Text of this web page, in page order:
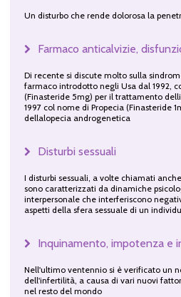
Un disturbo che rende dolorosa la
Farmaco anticalvizie,
Di recente si discute molto sulla
farmaco introdotto negli Usa dal 1992,
(Finasteride 5mg) per il trattamento
1997 col nome di Propecia (Finasteride
dellalopecia androgenetica
Disturbi sessuali
I disturbi sessuali, a volte chiamati
sono caratterizzati da dinamiche
interpersonale che interferiscono
aspetti della sfera sessuale di un
Inquinamento, impotenza e
Nell'ultimo ventennio si è verificato un
dell'infertilità, a causa di vari nuovi
nel resto del mondo